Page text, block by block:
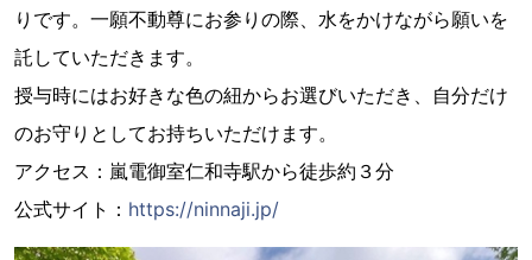
りです。一願不動尊にお参りの際、水をかけながら願いを
託していただきます。
授与時にはお好きな色の紐からお選びいただき、自分だけ
のお守りとしてお持ちいただけます。
アクセス：嵐電御室仁和寺駅から徒歩約３分
公式サイト： https://ninnaji.jp/